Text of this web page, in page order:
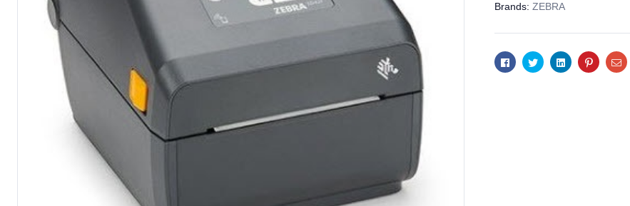
Brands: ZEBRA
FacebookTwitterLinkedinPinterest